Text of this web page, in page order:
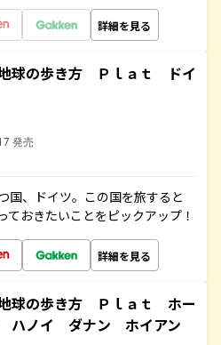
詳細を見る
球の歩き方 Ｐｌａｔ ドイ
発売
国、ドイツ。この国を旅すると
ておきたいことをピックアップ！
詳細を見る
球の歩き方 Ｐｌａｔ ホー
ハノイ ダナン ホイアン